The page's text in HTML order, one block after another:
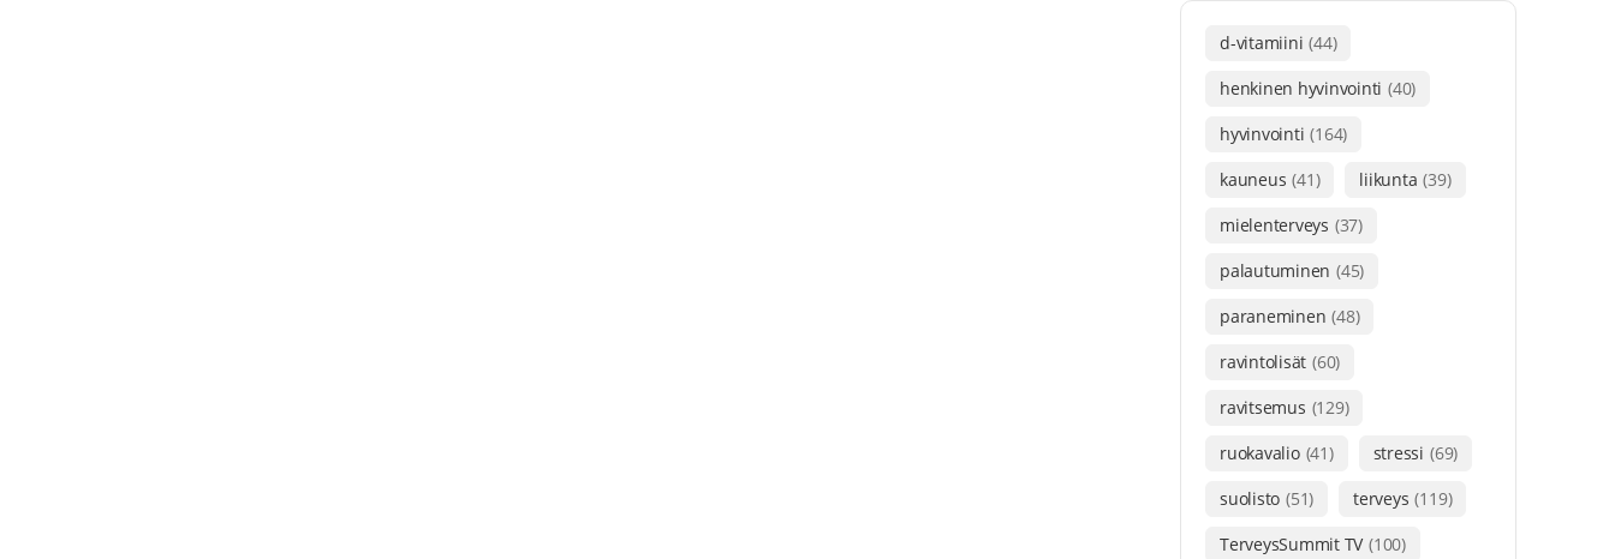
d-vitamiini (44)
henkinen hyvinvointi (40)
hyvinvointi (164)
kauneus (41) liikunta (39)
mielenterveys (37)
palautuminen (45)
paraneminen (48)
ravintolisät (60)
ravitsemus (129)
ruokavalio (41) stressi (69)
suolisto (51) terveys (119)
TerveysSummit TV (100)